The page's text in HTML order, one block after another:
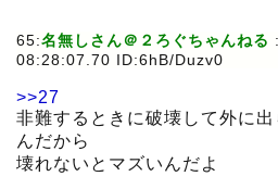
65:名無しさん＠２ろぐちゃんねる :
08:28:07.70 ID:6hB/Duzv0
>>27
非難するときに破壊して外に
んだから
壊れないとマズいんだよ